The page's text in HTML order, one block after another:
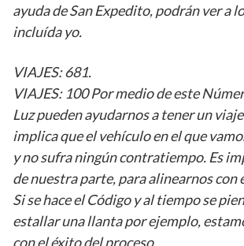
ayuda de San Expedito, podrán ver a
incluída yo.
VIAJES: 681.
VIAJES: 100 Por medio de este
Luz pueden ayudarnos a tener un
implica que el vehículo en el que
y no sufra ningún contratiempo. Es
de nuestra parte, para alinearnos con
Si se hace el Código y al tiempo se
estallar una llanta por ejemplo,
con el éxito del proceso